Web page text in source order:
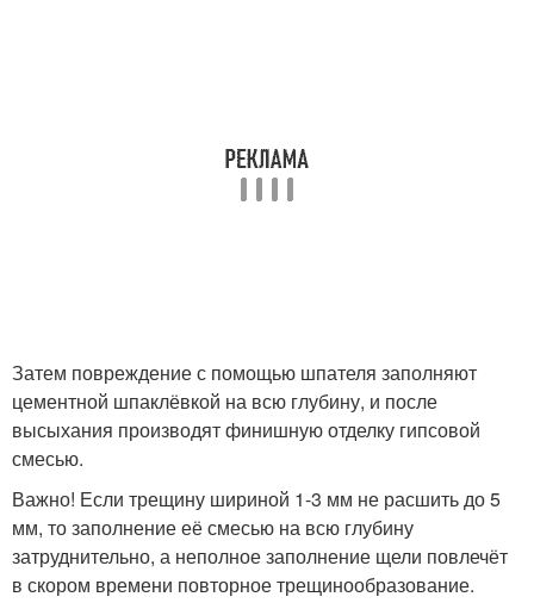
Затем повреждение с помощью шпателя заполняют
цементной шпаклёвкой на всю глубину, и после
высыхания производят финишную отделку гипсовой
смесью.
Важно! Если трещину шириной 1-3 мм не расшить до 5
мм, то заполнение её смесью на всю глубину
затруднительно, а неполное заполнение щели повлечёт
в скором времени повторное трещинообразование.